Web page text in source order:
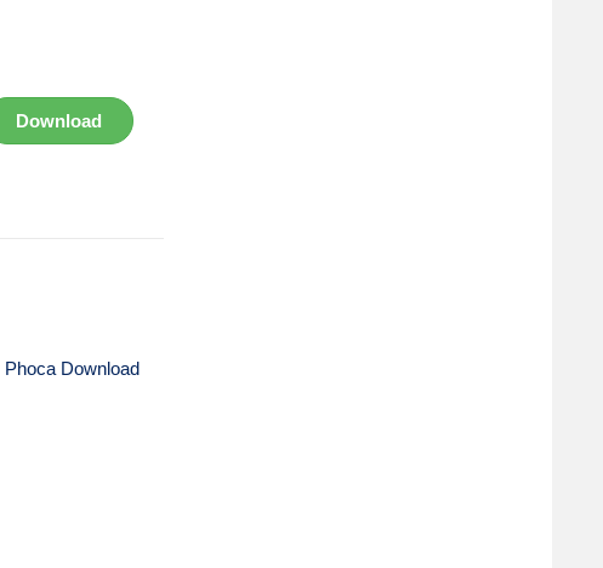
Download
Phoca Download